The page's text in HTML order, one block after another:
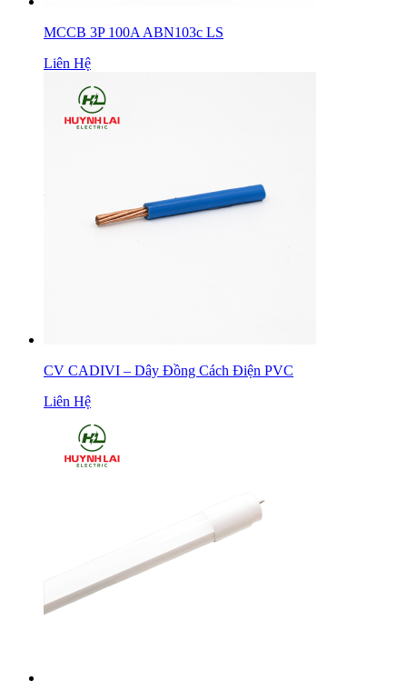
MCCB 3P 100A ABN103c LS
Liên Hệ
CV CADIVI – Dây Đồng Cách Điện PVC
Liên Hệ